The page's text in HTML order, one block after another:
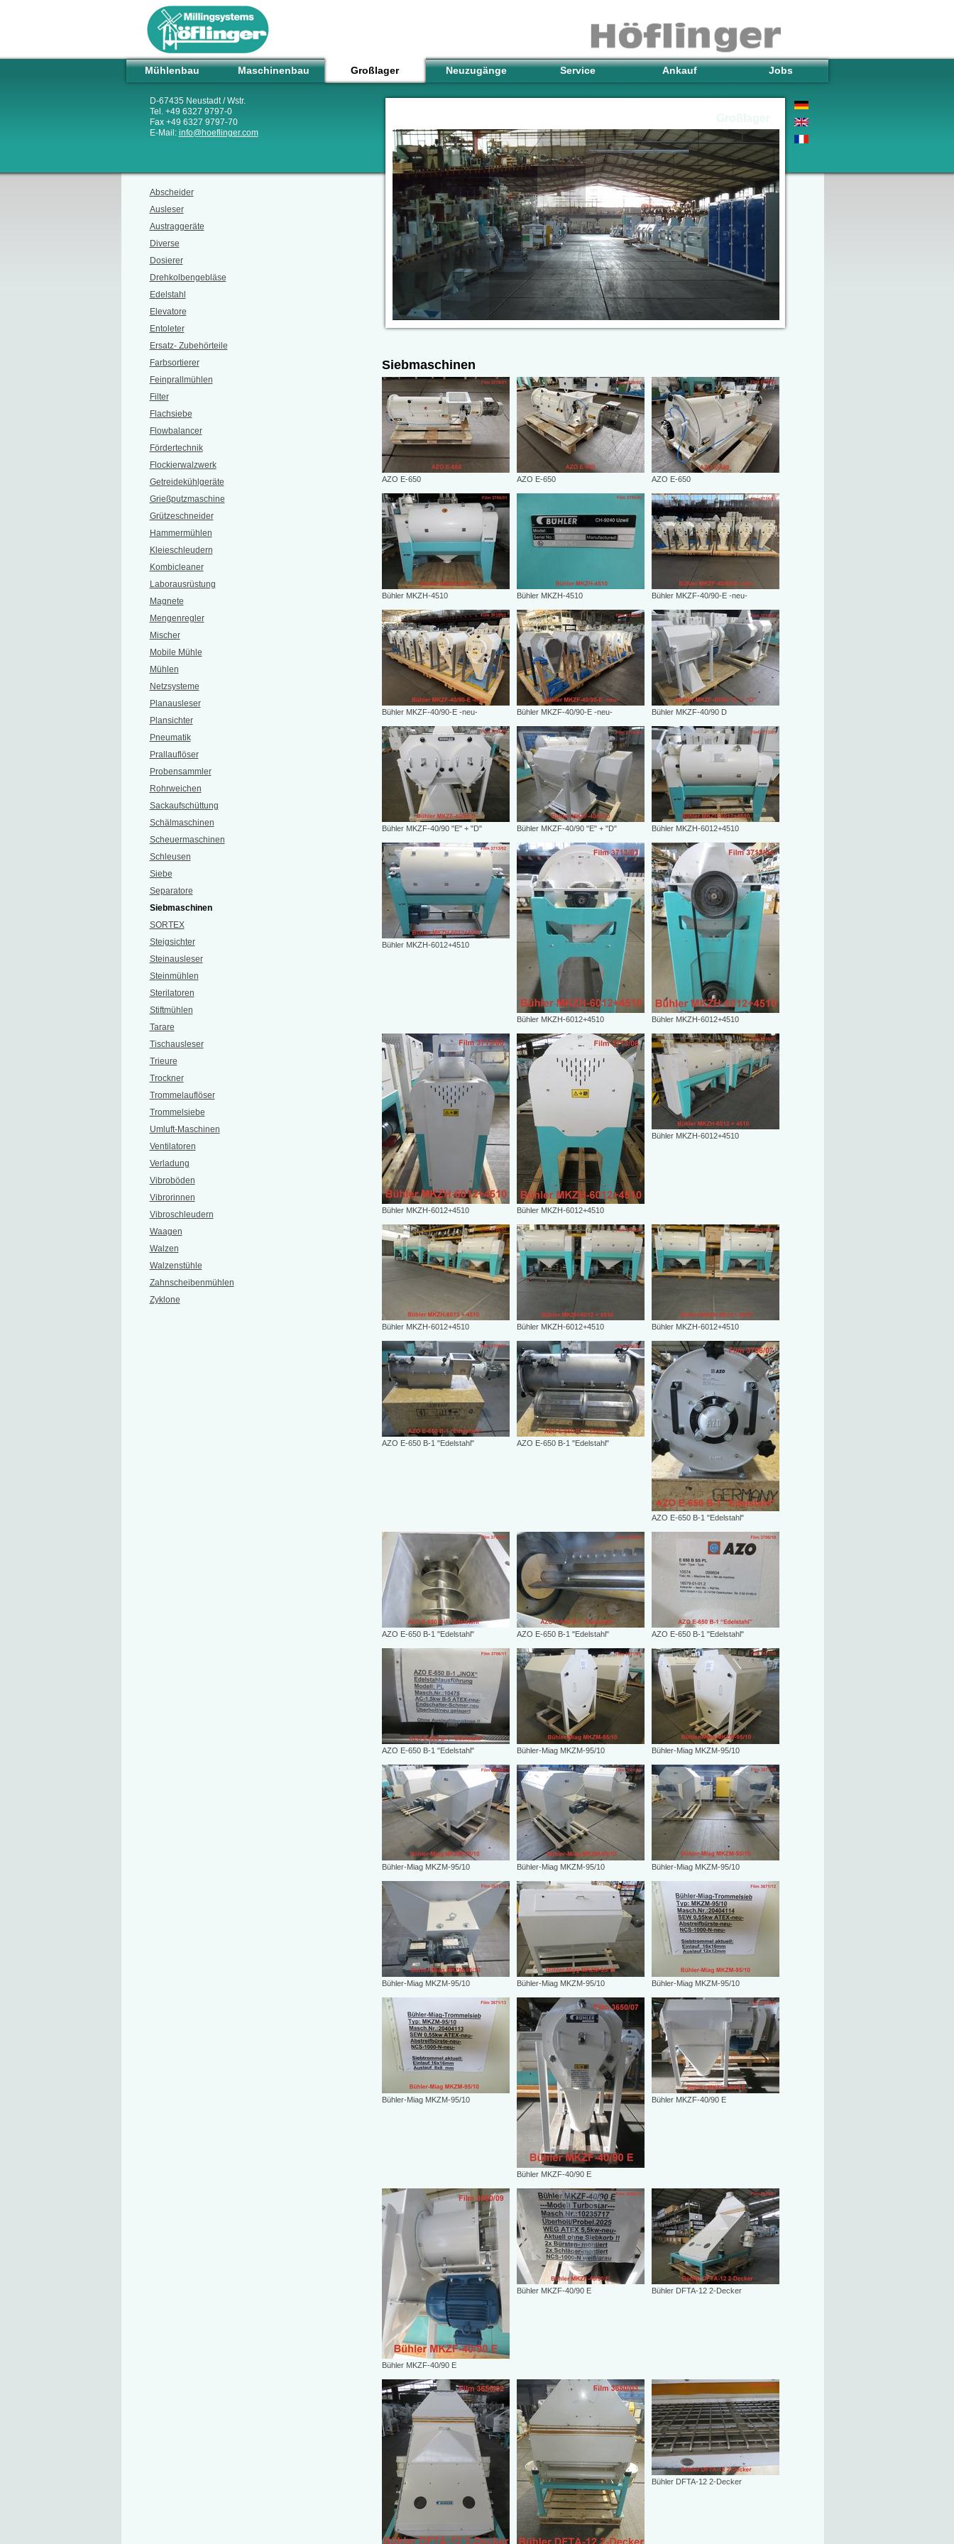
D-67435 Neustadt / Wstr.
Tel. +49 6327 9797-0
Fax +49 6327 9797-70
E-Mail: info@hoeflinger.com
Mühlenbau Maschinenbau Großlager Neuzugänge Service Ankauf Jobs
Abscheider
Ausleser
Austraggeräte
Diverse
Dosierer
Drehkolbengebläse
Edelstahl
Elevatore
Entoleter
Ersatz- Zubehörteile
Farbsortierer
Feinprallmühlen
Filter
Flachsiebe
Flowbalancer
Fördertechnik
Flockierwalzwerk
Getreidekühlgeräte
Grießputzmaschine
Grützeschneider
Hammermühlen
Kleieschleudern
Kombicleaner
Laborausrüstung
Magnete
Mengenregler
Mischer
Mobile Mühle
Mühlen
Netzsysteme
Planausleser
Plansichter
Pneumatik
Prallauflöser
Probensammler
Rohrweichen
Sackaufschüttung
Schälmaschinen
Scheuermaschinen
Schleusen
Siebe
Separatore
Siebmaschinen
SORTEX
Steigsichter
Steinausleser
Steinmühlen
Sterilatoren
Stiftmühlen
Tarare
Tischausleser
Trieure
Trockner
Trommelauflöser
Trommelsiebe
Umluft-Maschinen
Ventilatoren
Verladung
Vibroböden
Vibrorinnen
Vibroschleudern
Waagen
Walzen
Walzenstühle
Zahnscheibenmühlen
Zyklone
Siebmaschinen
AZO E-650 AZO E-650 AZO E-650
Bühler MKZH-4510 Bühler MKZH-4510 Bühler MKZF-40/90-E -neu-
Bühler MKZF-40/90-E -neu- Bühler MKZF-40/90-E -neu- Bühler MKZF-40/90 D
Bühler MKZF-40/90 "E" + "D" Bühler MKZF-40/90 "E" + "D" Bühler MKZH-6012+4510
Bühler MKZH-6012+4510
Bühler MKZH-6012+4510 Bühler MKZH-6012+4510
Bühler MKZH-6012+4510 Bühler MKZH-6012+4510
Bühler MKZH-6012+4510
Bühler MKZH-6012+4510 Bühler MKZH-6012+4510 Bühler MKZH-6012+4510
AZO E-650 B-1 "Edelstahl" AZO E-650 B-1 "Edelstahl"
AZO E-650 B-1 "Edelstahl"
AZO E-650 B-1 "Edelstahl" AZO E-650 B-1 "Edelstahl" AZO E-650 B-1 "Edelstahl"
AZO E-650 B-1 "Edelstahl" Bühler-Miag MKZM-95/10 Bühler-Miag MKZM-95/10
Bühler-Miag MKZM-95/10 Bühler-Miag MKZM-95/10 Bühler-Miag MKZM-95/10
Bühler-Miag MKZM-95/10 Bühler-Miag MKZM-95/10 Bühler-Miag MKZM-95/10
Bühler-Miag MKZM-95/10
Bühler MKZF-40/90 E
Bühler MKZF-40/90 E
Bühler MKZF-40/90 E
Bühler MKZF-40/90 E Bühler DFTA-12 2-Decker
Bühler DFTA-12 2-Decker